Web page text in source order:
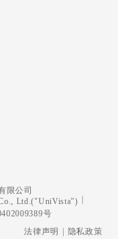
限公司
Ltd.("UniVista") |
号
法律声明 | 隐私政策